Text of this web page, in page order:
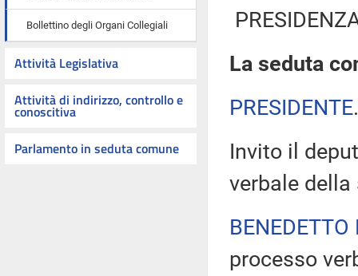
Bollettino degli Organi Collegiali
Attività Legislativa
Attività di indirizzo, controllo e
conoscitiva
Parlamento in seduta comune
La seduta
PRESIDENTE
Invito il
verbale della
processo